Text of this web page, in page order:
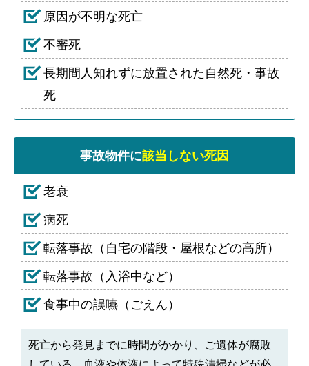
原因が不明な死亡
不審死
長期間人知れずに放置された自然死・事故
死
事故物件に該当しない死因
老衰
病死
転落事故（自宅の階段・屋根などの高所）
転落事故（入浴中など）
食事中の誤嚥（ごえん）
死亡から発見までに時間がかかり、ご遺体が腐敗